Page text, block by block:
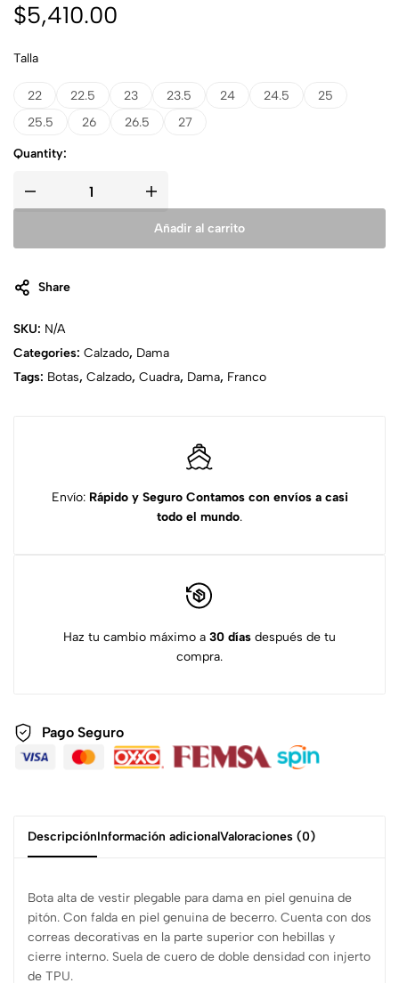
$5,410.00
Talla
22 22.5 23 23.5 24 24.5
25
25.5
26 26.5 27
Quantity:
Añadir al carrito
Share
SKU: N/A
Categories: Calzado, Dama
Tags: Botas, Calzado, Cuadra, Dama, Franco
Envío: Rápido y Seguro Contamos con envíos a casi
todo el mundo.
Haz tu cambio máximo a 30 días después de tu
compra.
Pago Seguro
DescripciónInformación adicionalValoraciones (0)
Bota alta de vestir plegable para dama en piel genuina de
pitón. Con falda en piel genuina de becerro. Cuenta con dos
correas decorativas en la parte superior con hebillas y
cierre interno. Suela de cuero de doble densidad con injerto
de TPU.